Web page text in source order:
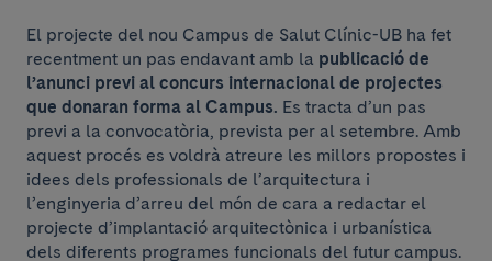
El projecte del nou Campus de Salut Clínic-UB ha fet
recentment un pas endavant amb la publicació de
l’anunci previ al concurs internacional de projectes
que donaran forma al Campus. Es tracta d’un pas
previ a la convocatòria, prevista per al setembre. Amb
aquest procés es voldrà atreure les millors propostes i
idees dels professionals de l’arquitectura i
l’enginyeria d’arreu del món de cara a redactar el
projecte d’implantació arquitectònica i urbanística
dels diferents programes funcionals del futur campus.